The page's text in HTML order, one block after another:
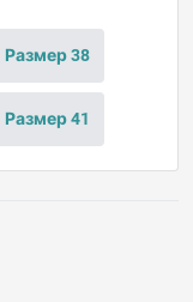
Размер 38
Размер 41